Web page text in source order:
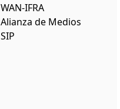
WAN-IFRA
Alianza de Medios
SIP